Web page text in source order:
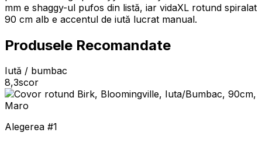
mm e shaggy-ul pufos din listă, iar vidaXL rotund spiralat
90 cm alb e accentul de iută lucrat manual.
Produsele Recomandate
Iută / bumbac
8,3scor
Alegerea #1